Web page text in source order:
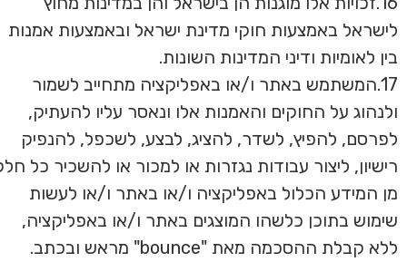
לישראל באמצעות חוקי מדינת ישראל ובאמצעות אמנות
בין לאומיות ודיני המדינות השונות.
17.המשתמש באתר ו/או באפליקציה מתחייב לשמור
ולנהוג על החוקים והאמנות אלו ונאסר עליו להעתיק,
לפרסם, להפיץ, לשדר, להציג, לבצע, לשכפל, להנפיק
רישיון, ליצור עבודות נגזרות או למכור או להשכיר כל חלק
מן המידע הכלול באפליקציה ו/או באתר ו/או לעשות
שימוש בתוכן כלשהו המוצגים באתר ו/או באפליקציה,
ללא קבלת ההסכמה מאת "bounce" מראש ובכתב.